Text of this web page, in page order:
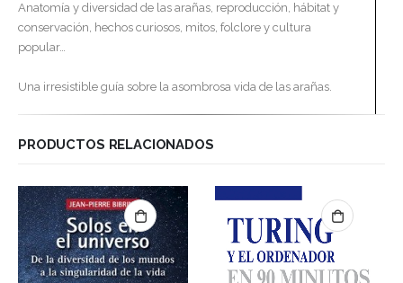
Anatomía y diversidad de las arañas, reproducción, hábitat y
conservación, hechos curiosos, mitos, folclore y cultura
popular…
Una irresistible guía sobre la asombrosa vida de las arañas.
PRODUCTOS RELACIONADOS